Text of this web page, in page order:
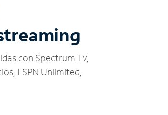
con Spectrum TV,
ESPN Unlimited,